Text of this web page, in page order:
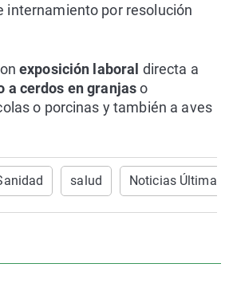
internamiento por resolución
exposición laboral directa a
a cerdos en granjaso
o porcinas y también a aves
salud Noticias Última